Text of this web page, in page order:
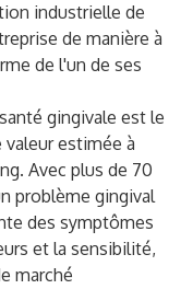
industrielle de
de manière à
de l'un de ses
gingivale est le
estimée à
Avec plus de 70
problème gingival
des symptômes
et la sensibilité,
marché